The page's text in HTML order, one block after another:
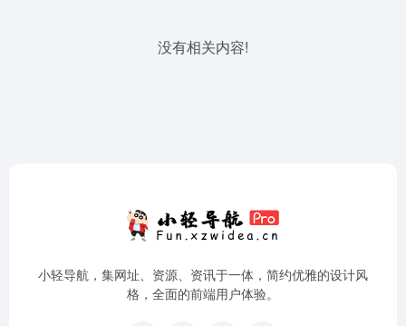
没有相关内容!
小轻导航，集网址、资源、资讯于一体，简约优雅的设计风
格，全面的前端用户体验。